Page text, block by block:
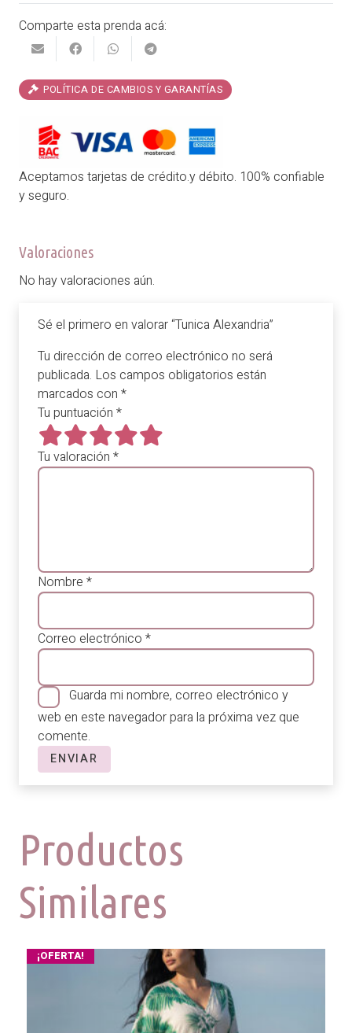
Comparte esta prenda acá:
POLÍTICA DE CAMBIOS Y GARANTÍAS
Aceptamos tarjetas de crédito.y débito. 100% confiable
y seguro.
Valoraciones
No hay valoraciones aún.
Sé el primero en valorar “Tunica Alexandria”
Tu dirección de correo electrónico no será
publicada. Los campos obligatorios están
marcados con *
Tu puntuación *
Tu valoración *
Nombre *
Correo electrónico *
Guarda mi nombre, correo electrónico y
web en este navegador para la próxima vez que
comente.
Productos
Similares
¡OFERTA!